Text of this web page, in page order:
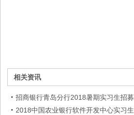
相关资讯
招商银行青岛分行2018暑期实习生招募
2018中国农业银行软件开发中心实习